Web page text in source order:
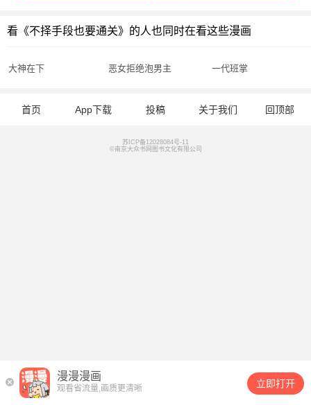
看《不择手段也要通关》的人也同时在看这些漫画
大神在下 恶女拒绝泡男主 一代班掌
首页 App下载 投稿 关于我们 回顶部
苏ICP备12028084号-11
©南京大众书网图书文化有限公司
漫漫漫画
观看省流量,画质更清晰 立即打开